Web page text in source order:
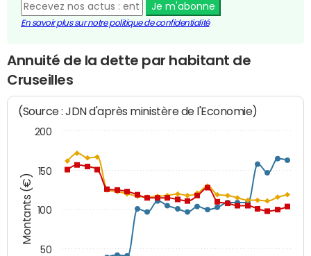
Je m'abonne
En savoir plus sur notre politique de confidentialité
Annuité de la dette par habitant de
Cruseilles
Montants (€)
(Source : JDN d'après ministère de l'Economie)
50
100
150
200